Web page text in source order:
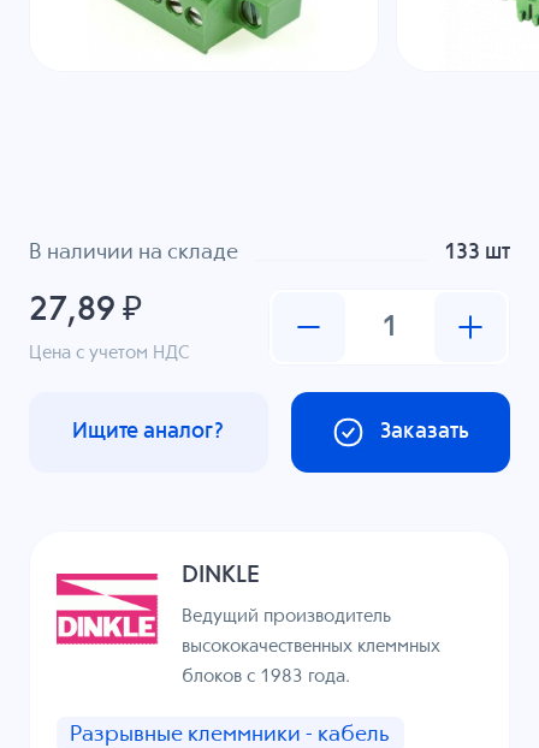
В наличии на складе 133 шт
27,89 ₽
Цена с учетом НДС
Заказать
Ищите аналог?
DINKLE
Ведущий производитель
высококачественных клеммных
блоков с 1983 года.
Разрывные клеммники - кабель